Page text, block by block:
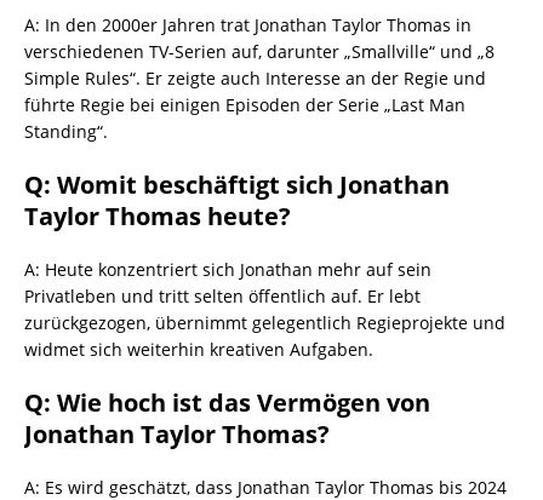
A: In den 2000er Jahren trat Jonathan Taylor Thomas in
verschiedenen TV-Serien auf, darunter „Smallville“ und „8
Simple Rules“. Er zeigte auch Interesse an der Regie und
führte Regie bei einigen Episoden der Serie „Last Man
Standing“.
Q: Womit beschäftigt sich Jonathan
Taylor Thomas heute?
A: Heute konzentriert sich Jonathan mehr auf sein
Privatleben und tritt selten öffentlich auf. Er lebt
zurückgezogen, übernimmt gelegentlich Regieprojekte und
widmet sich weiterhin kreativen Aufgaben.
Q: Wie hoch ist das Vermögen von
Jonathan Taylor Thomas?
A: Es wird geschätzt, dass Jonathan Taylor Thomas bis 2024